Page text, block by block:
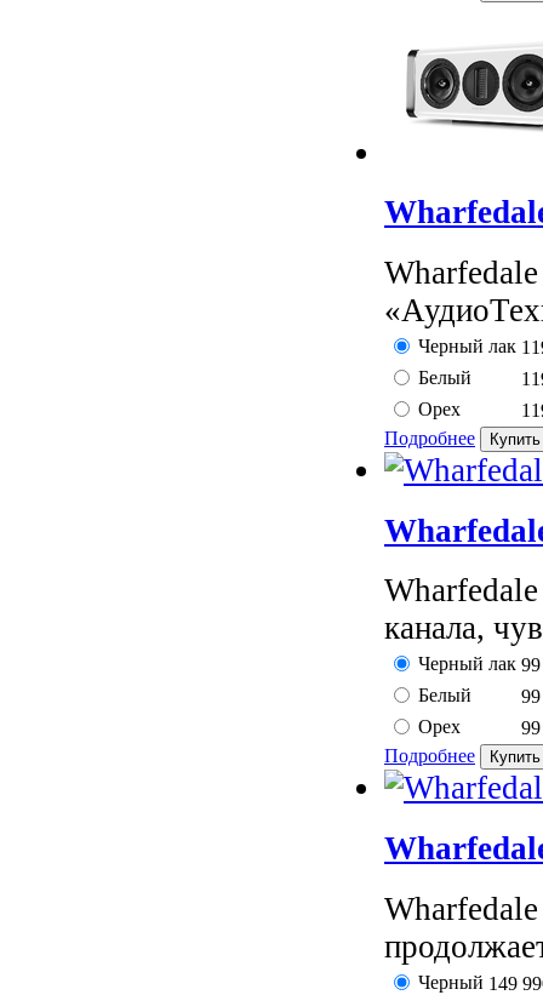
Черный лак
Белый
Орех
Подробнее
канала,
Черный лак
Белый
Орех
Подробнее
Черный 149